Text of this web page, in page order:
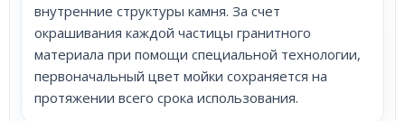
внутренние структуры камня. За счет
окрашивания каждой частицы гранитного
материала при помощи специальной технологии,
первоначальный цвет мойки сохраняется на
протяжении всего срока использования.